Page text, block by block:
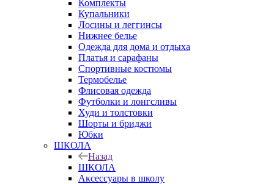
Комплекты
Купальники
Лосины и леггинсы
Нижнее белье
Одежда для дома и отдыха
Платья и сарафаны
Спортивные костюмы
Термобелье
Флисовая одежда
Футболки и лонгсливы
Худи и толстовки
Шорты и бриджи
Юбки
ШКОЛА
Назад
ШКОЛА
Аксессуары в школу